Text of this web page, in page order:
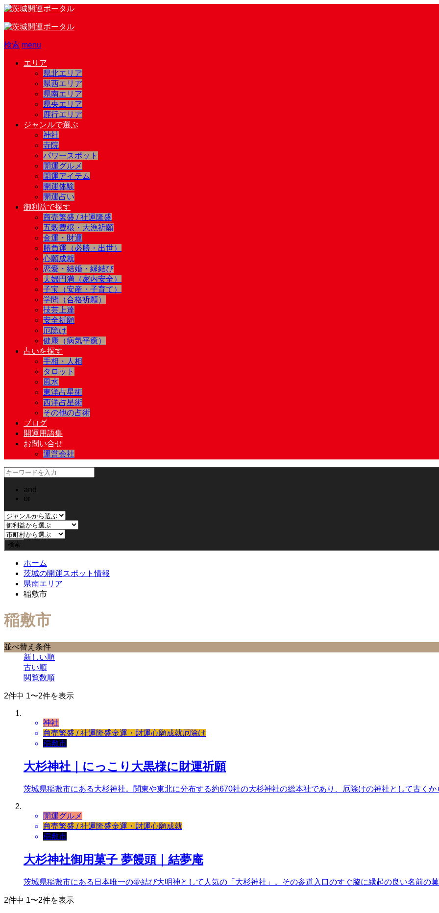
検索 menu
エリア
県北エリア
県西エリア
県南エリア
県央エリア
鹿行エリア
ジャンルで選ぶ
神社
寺院
パワースポット
開運グルメ
開運アイテム
開運体験
開運占い
御利益で探す
商売繁盛 / 社運隆盛
五穀豊穣・大漁祈願
金運・財運
勝負運（必勝・出世）
心願成就
恋愛・結婚・縁結び
夫婦円満（家内安全）
子宝（安産・子育て）
学問（合格祈願）
技芸上達
安全祈願
厄除け
健康（病気平癒）
占いを探す
手相・人相
タロット
風水
東洋占星術
西洋占星術
その他の占術
ブログ
開運用語集
お問い合せ
運営会社
and
or
ホーム
茨城の開運スポット情報
県南エリア
稲敷市
稲敷市
並べ替え条件
新しい順
古い順
閲覧数順
2件中 1〜2件を表示
神社
商売繁盛 / 社運隆盛金運・財運心願成就厄除け
稲敷市
大杉神社｜にっこり大黒様に財運祈願
茨城県稲敷市にある大杉神社。関東や東北に分布する約670社の大杉神社の総本社であり、厄除けの神社として古く
開運グルメ
商売繁盛 / 社運隆盛金運・財運心願成就
稲敷市
大杉神社御用菓子 夢饅頭｜結夢庵
茨城県稲敷市にある日本唯一の夢結び大明神として人気の「大杉神社」。その参道入口のすぐ脇に縁起の良い名前の
2件中 1〜2件を表示